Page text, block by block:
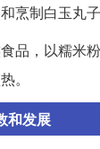
烹制白玉丸
品，以糯米
。
和发展